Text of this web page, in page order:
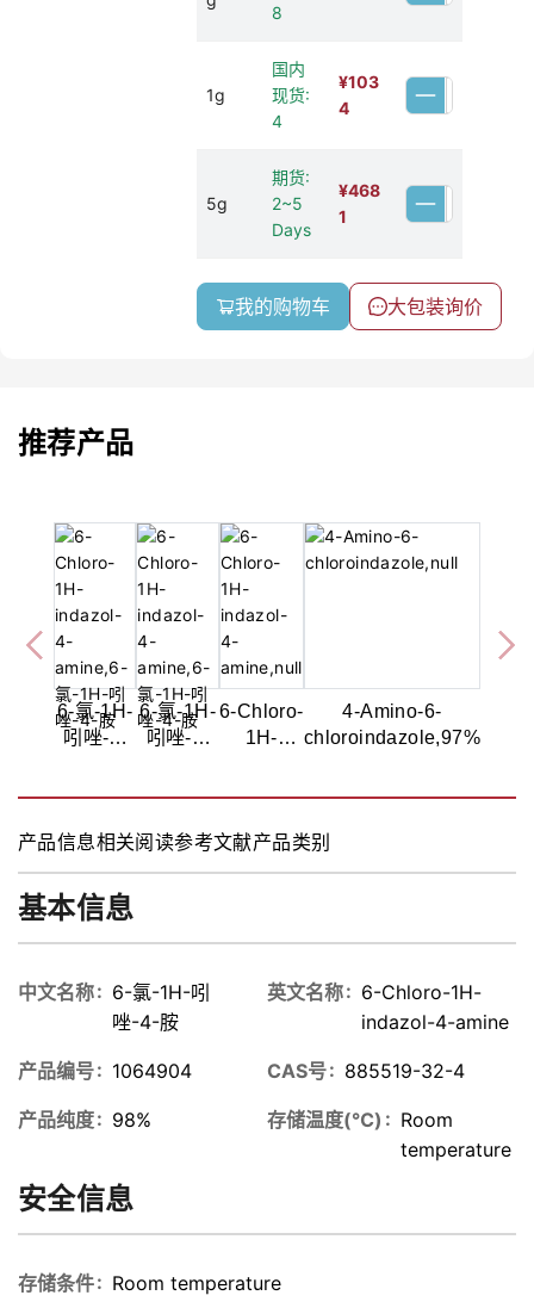
8
1g
国内
现货:
4
¥103
4
5g
期货:
2~5
Days
¥468
1
我的购物车 大包装询价
推荐产品
6-氯-1H-
吲唑-4-
6-氯-1H-
吲唑-4-
6-Chloro-
1H-
4-Amino-6-
chloroindazole,97%
产品信息相关阅读参考文献产品类别
基本信息
中文名称
6-氯-1H-吲
唑-4-胺
英文名称
6-Chloro-1H-
indazol-4-amine
产品编号 1064904 CAS号 885519-32-4
产品纯度 98% 存储温度(℃)
Room
temperature
安全信息
存储条件 Room temperature